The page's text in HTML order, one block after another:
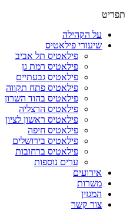
תפריט
על הקהילה
שיעורי פילאטיס
פילאטיס תל אביב
פילאטיס רמת גן
פילאטיס גבעתיים
פילאטיס פתח תקווה
פילאטיס בהוד השרון
פילאטיס הרצליה
פילאטיס ראשון לציון
פילאטיס חיפה
פילאטיס בירושלים
פילאטיס ברחובות
ערים נוספות
אירועים
משרות
המגזין
צור קשר